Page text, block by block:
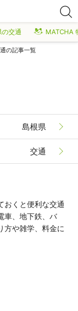
の交通 MATCHA
の記事一覧
島根県
交通
おくと便利な交通
車、地下鉄、バ
方や雑学、料金に